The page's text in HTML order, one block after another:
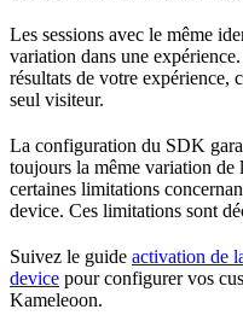
Les sessions avec le même
variation dans une
résultats de votre expérience,
seul visiteur.
La configuration du SDK
toujours la même variation de
certaines limitations
device. Ces limitations sont
Suivez le guide activation de
device pour configurer vos
Kameleoon.